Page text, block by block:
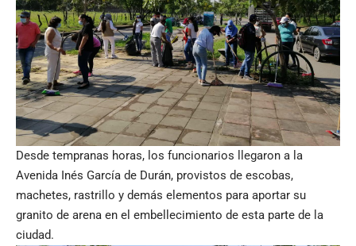
Desde tempranas horas, los funcionarios llegaron a la
Avenida Inés García de Durán, provistos de escobas,
machetes, rastrillo y demás elementos para aportar su
granito de arena en el embellecimiento de esta parte de la
ciudad.